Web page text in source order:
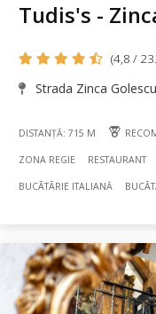
Tudis's -
(4,8 /
Strada Zinca
DISTANȚĂ: 715 M
ZONA REGIE RESTAURANT
BUCÃTÃRIE ITALIANĂ